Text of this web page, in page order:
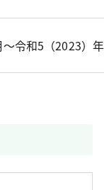
令和5（2023）